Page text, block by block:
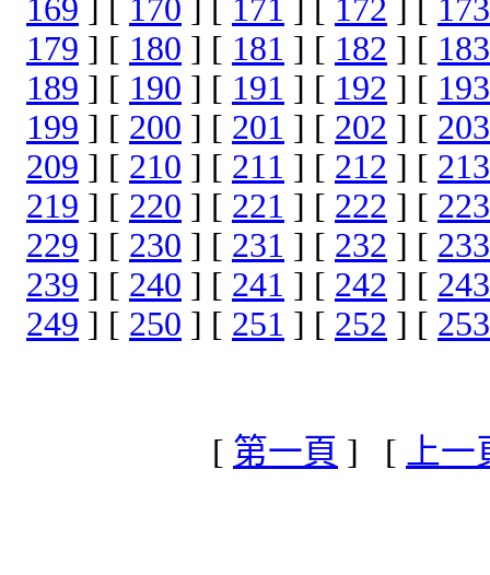
169 ] [ 170 ] [ 171 ] [ 172 ] [ 173
179 ] [ 180 ] [ 181 ] [ 182 ] [ 183
189 ] [ 190 ] [ 191 ] [ 192 ] [ 193
199 ] [ 200 ] [ 201 ] [ 202 ] [ 203
209 ] [ 210 ] [ 211 ] [ 212 ] [ 213
219 ] [ 220 ] [ 221 ] [ 222 ] [ 223
229 ] [ 230 ] [ 231 ] [ 232 ] [ 233
239 ] [ 240 ] [ 241 ] [ 242 ] [ 243
249 ] [ 250 ] [ 251 ] [ 252 ] [ 253
[ 第一頁 ] [ 上一